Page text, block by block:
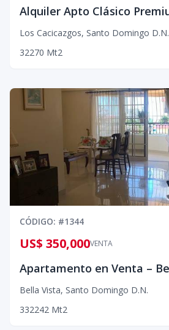
Los Cacicazgos, Santo Domingo D.N.
32270 Mt2
CÓDIGO: #1344
VENTA
US$ 350,000
Bella Vista, Santo Domingo D.N.
332242 Mt2